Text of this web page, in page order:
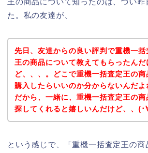
王の商品について知ったのは、つい昨
た。私の友達が、
先日、友達からの良い評判で重機一括
王の商品について教えてもらったんだ
ど、、、。どこで重機一括査定王の商
購入したらいいのか分からないんだよ
だから、一緒に、重機一括査定王の商
探してくれると嬉しいんだけど、、(
という感じで、「重機一括査定王の商